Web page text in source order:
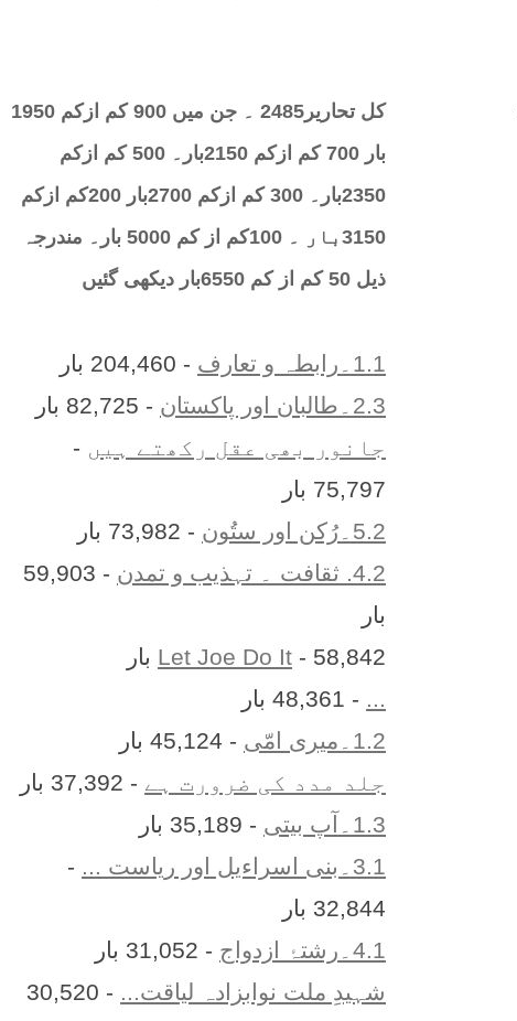
کل تحارير2485 ۔ جن میں 900 کم ازکم 1950
بار 700 کم ازکم 2150بار۔ 500 کم ازکم
2350بار۔ 300 کم ازکم 2700بار 200کم ازکم
3150بار ۔ 100کم از کم 5000 بار۔ مندرجہ
ذیل 50 کم از کم 6550بار دیکھی گئیں
1.1۔رابطہ و تعارف
- 204,460 بار
2.3۔طالبان اور پاکستان
- 82,725 بار
جانور بھی عقل رکھتے ہیں
-
75,797 بار
5.2۔رُکن اور ستُون
- 73,982 بار
4.2. ثقافت ۔ تہذیب و تمدن
- 59,903
بار
Let Joe Do It - 58,842 بار
- 48,361 بار
1.2۔میری امّی
- 45,124 بار
جلد مدد کی ضرورت ہے - 37,392 بار
1.3۔آپ بیتی
- 35,189 بار
3.1۔بنی اسراءیل اور ریاست ...
-
32,844 بار
4.1۔رشتۂ ازدواج
- 31,052 بار
شہیدِ ملت نوابزادہ لیاقت...
- 30,520